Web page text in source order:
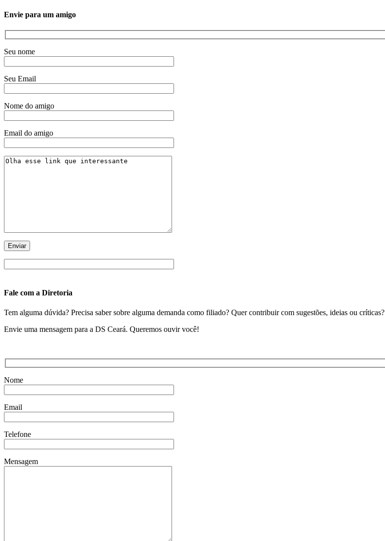
Envie para um amigo
Seu nome
Seu Email
Nome do amigo
Email do amigo
Fale com a Diretoria
Tem alguma dúvida? Precisa saber sobre alguma demanda como filiado? Quer contribuir com sugestões, ideias ou críticas?
Envie uma mensagem para a DS Ceará. Queremos ouvir você!
Nome
Email
Telefone
Mensagem